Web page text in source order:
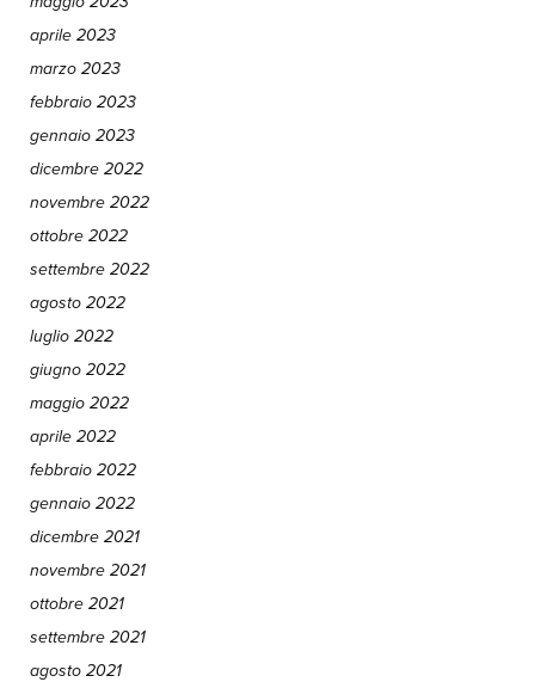
aprile 2023
marzo 2023
febbraio 2023
gennaio 2023
dicembre 2022
novembre 2022
ottobre 2022
settembre 2022
agosto 2022
luglio 2022
giugno 2022
maggio 2022
aprile 2022
febbraio 2022
gennaio 2022
dicembre 2021
novembre 2021
ottobre 2021
settembre 2021
agosto 2021